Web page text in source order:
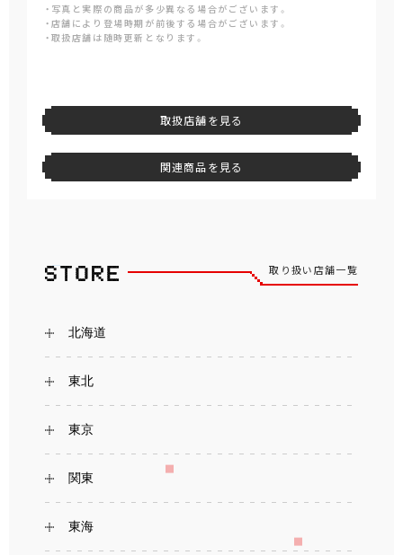
・写真と実際の商品が多少異なる場合がございます。
・店舗により登場時期が前後する場合がございます。
・取扱店舗は随時更新となります。
取扱店舗を見る
関連商品を見る
取り扱い店舗一覧
北海道
東北
東京
関東
東海